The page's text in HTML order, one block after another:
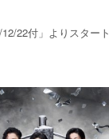
22付」よりスタート